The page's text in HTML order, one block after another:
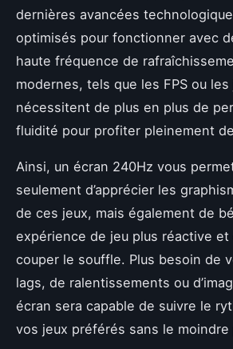
dernières avancées
optimisés pour fonctionner avec
haute fréquence de
modernes, tels que les FPS ou
nécessitent de plus en plus de
fluidité pour profiter pleinement
Ainsi, un écran 240Hz vous
seulement d’apprécier les
de ces jeux, mais également de
expérience de jeu plus réactive et
couper le souffle. Plus besoin de
lags, de ralentissements ou
écran sera capable de suivre le
vos jeux préférés sans le moindre